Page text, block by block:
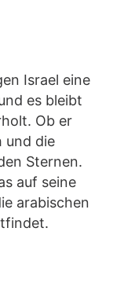
Israel eine
es bleibt
Ob er
und die
Sternen.
auf seine
arabischen